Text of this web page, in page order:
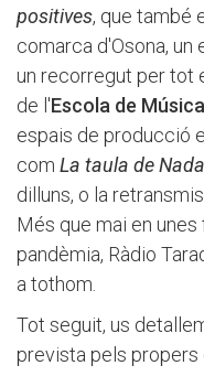
positives, que també
comarca d'Osona, un
un recorregut per tot
de l'Escola de
espais de producció
com La taula de
dilluns, o la
Més que mai en
pandèmia, Ràdio
a tothom.
Tot seguit, us
prevista pels propers